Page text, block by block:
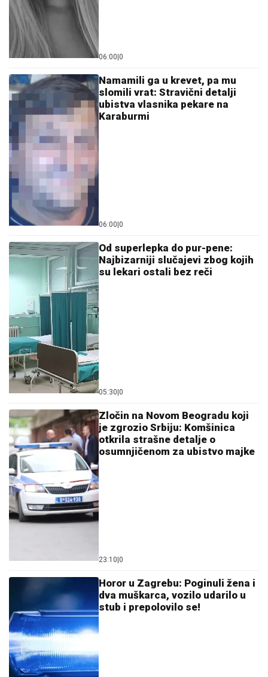
Gastoz pobegli na Maldive, pa se
pohvalili: Kokteli dobrodošlice,
nestvaran bazen i NEOČEKIVAN
SUSRET na ulici (FOTO)
(FOTO) "AKO JE DETE PAMETNO,
Vanja Gudelj podelila objavu o malom
Ilijanu, Anastasija odmah reagovala
KOMENTARI (0)
Crna hronika
ne postoje: Lažni stanodavci
harali Hrvatskom i Crnom Gorom
Lešću: Porodica odnela njen
pepeo kući